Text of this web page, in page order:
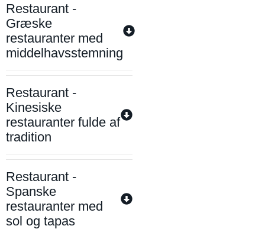
Restaurant -
Græske
restauranter med
middelhavsstemning
Restaurant -
Kinesiske
restauranter fulde af
tradition
Restaurant -
Spanske
restauranter med
sol og tapas